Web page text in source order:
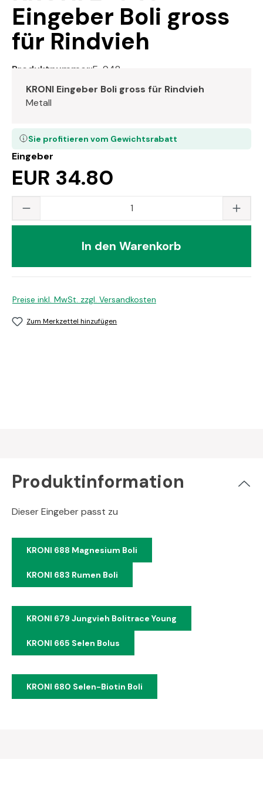
Eingeber Boli gross
für Rindvieh
Produktnummer:E-948
KRONI Eingeber Boli gross für Rindvieh
Metall
Eingeber
EUR 34.80
Sie profitieren vom Gewichtsrabatt
Produkt Anzahl: Gib den gewünschten
In den Warenkorb
Preise inkl. MwSt. zzgl. Versandkosten
Zum Merkzettel hinzufügen
Produktinformation
Dieser Eingeber passt zu
KRONI 688 Magnesium Boli
KRONI 683 Rumen Boli
KRONI 679 Jungvieh Bolitrace Young
KRONI 665 Selen Bolus
KRONI 680 Selen-Biotin Boli